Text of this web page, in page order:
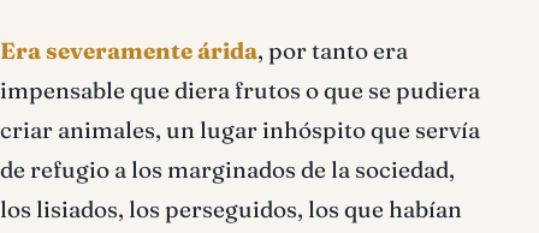
Era severamente árida, por tanto era
impensable que diera frutos o que se pudiera
criar animales, un lugar inhóspito que servía
de refugio a los marginados de la sociedad,
los lisiados, los perseguidos, los que habían